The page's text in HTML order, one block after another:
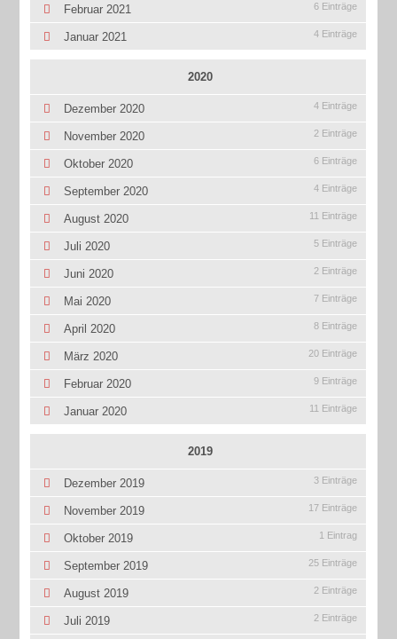
Februar 2021 6 Einträge
Januar 2021 4 Einträge
2020
Dezember 2020 4 Einträge
November 2020 2 Einträge
Oktober 2020 6 Einträge
September 2020 4 Einträge
August 2020 11 Einträge
Juli 2020 5 Einträge
Juni 2020 2 Einträge
Mai 2020 7 Einträge
April 2020 8 Einträge
März 2020 20 Einträge
Februar 2020 9 Einträge
Januar 2020 11 Einträge
2019
Dezember 2019 3 Einträge
November 2019 17 Einträge
Oktober 2019 1 Eintrag
September 2019 25 Einträge
August 2019 2 Einträge
Juli 2019 2 Einträge